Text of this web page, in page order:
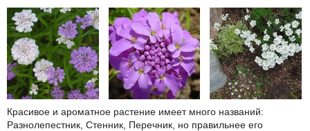
Красивое и ароматное растение имеет много названий:
Разнолепестник, Стенник, Перечник, но правильнее его